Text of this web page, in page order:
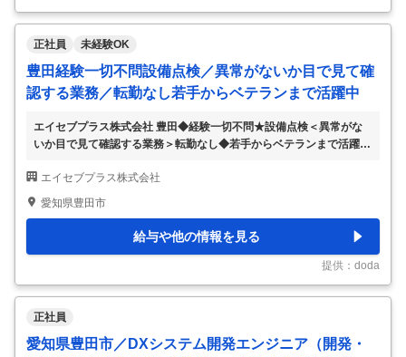
用される『パワー半導体』の試作を担当す…
正社員 未経験OK
豊田経験一切不問設備点検／異常がないか目で見て確
認する業務／転勤なし若手からベテランまで活躍中
エイセブプラス株式会社 豊田◆経験一切不問★設備点検＜異常がな
いか目で見て確認する業務＞転勤なし◆若手からベテランまで活躍中
て確認する業務＞転勤なし◆若手からベテランまで活躍中 【具体的
な仕事内容】 ～年間休日121日/県外への転勤なし～ ～異常がないか
ンまで活躍中で長期就業可能～ ■採用背景 トヨタグループのパートナ
ー企業として自動車開発からバックオフィス業務まで幅広い関係性を
持っている同社が、今後のニーズに対応すべく、新たなメンバーの増
員採用を行っております。 ■業…
エイセブプラス株式会社
愛知県豊田市
給与や他の情報を見る
提供：doda
正社員
愛知県豊田市／DXシステム開発エンジニア（開発・